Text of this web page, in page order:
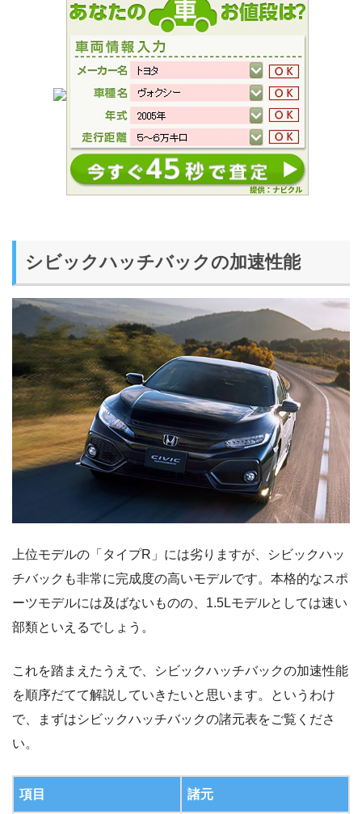
シビックハッチバックの加速性能
上位モデルの「タイプR」には劣りますが、シビックハッ
チバックも非常に完成度の高いモデルです。本格的なスポ
ーツモデルには及ばないものの、1.5Lモデルとしては速い
部類といえるでしょう。
これを踏まえたうえで、シビックハッチバックの加速性能
を順序だてて解説していきたいと思います。というわけ
で、まずはシビックハッチバックの諸元表をご覧くださ
い。
項目 諸元